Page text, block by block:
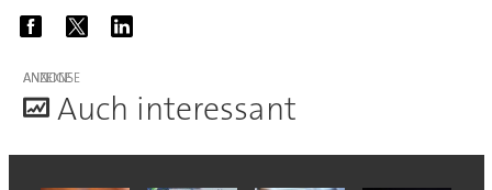
ANZEIGE
Auch interessant